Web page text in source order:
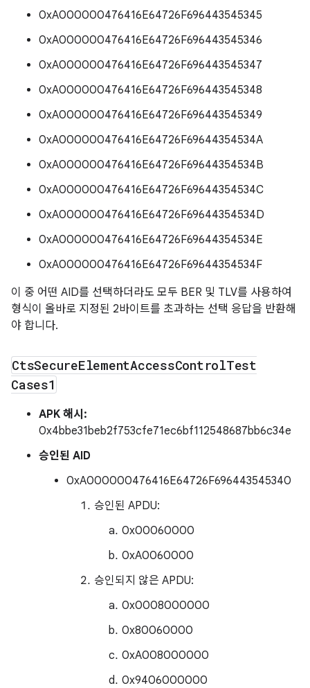
0xA000000476416E64726F696443545345
0xA000000476416E64726F696443545346
0xA000000476416E64726F696443545347
0xA000000476416E64726F696443545348
0xA000000476416E64726F696443545349
0xA000000476416E64726F69644354534A
0xA000000476416E64726F69644354534B
0xA000000476416E64726F69644354534C
0xA000000476416E64726F69644354534D
0xA000000476416E64726F69644354534E
0xA000000476416E64726F69644354534F
이 중 어떤 AID를 선택하더라도 모두 BER 및 TLV를 사용하여
형식이 올바로 지정된 2바이트를 초과하는 선택 응답을 반환해
야 합니다.
CtsSecureElementAccessControlTest
Cases1
APK 해시:
0x4bbe31beb2f753cfe71ec6bf112548687bb6c34e
승인된 AID
0xA000000476416E64726F696443545340
승인된 APDU:
0x00060000
0xA0060000
승인되지 않은 APDU:
0x0008000000
0x80060000
0xA008000000
0x9406000000